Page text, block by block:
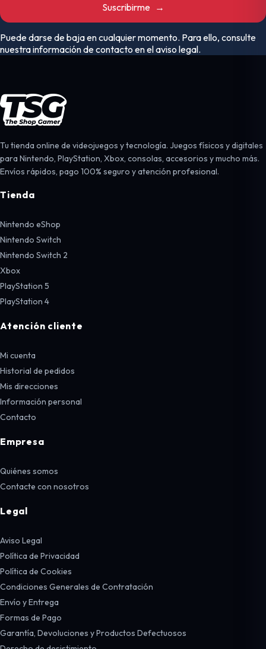
Suscribirme →
Puede darse de baja en cualquier momento. Para ello, consulte
nuestra información de contacto en el aviso legal.
Tu tienda online de videojuegos y tecnología. Juegos físicos y digitales
para Nintendo, PlayStation, Xbox, consolas, accesorios y mucho más.
Envíos rápidos, pago 100% seguro y atención profesional.
Tienda
Nintendo eShop
Nintendo Switch
Nintendo Switch 2
Xbox
PlayStation 5
PlayStation 4
Atención cliente
Mi cuenta
Historial de pedidos
Mis direcciones
Información personal
Contacto
Empresa
Quiénes somos
Contacte con nosotros
Legal
Aviso Legal
Política de Privacidad
Política de Cookies
Condiciones Generales de Contratación
Envío y Entrega
Formas de Pago
Garantía, Devoluciones y Productos Defectuosos